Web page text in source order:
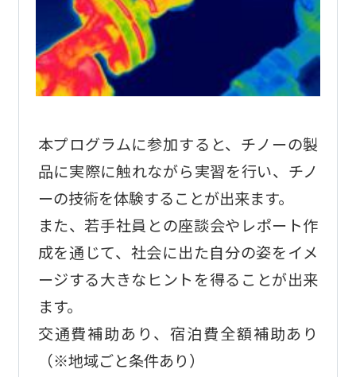
本プログラムに参加すると、チノーの製
品に実際に触れながら実習を行い、チノ
ーの技術を体験することが出来ます。
また、若手社員との座談会やレポート作
成を通じて、社会に出た自分の姿をイメ
ージする大きなヒントを得ることが出来
ます。
交通費補助あり、宿泊費全額補助あり
（※地域ごと条件あり）